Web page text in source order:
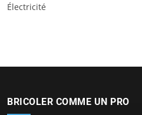
Électricité
BRICOLER COMME UN PRO